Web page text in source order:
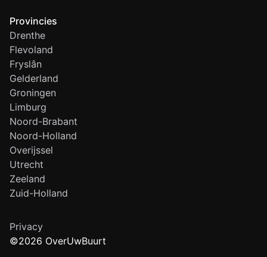
Provincies
Drenthe
Flevoland
Fryslân
Gelderland
Groningen
Limburg
Noord-Brabant
Noord-Holland
Overijssel
Utrecht
Zeeland
Zuid-Holland
Privacy
©2026 OverUwBuurt